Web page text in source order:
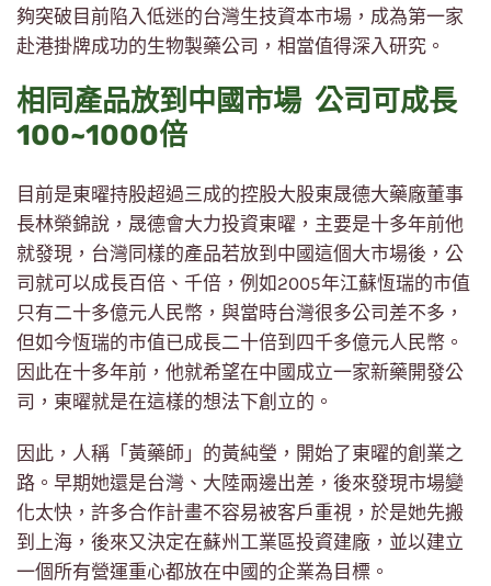
夠突破目前陷入低迷的台灣生技資本市場，成為第一家
赴港掛牌成功的生物製藥公司，相當值得深入研究。
相同產品放到中國市場 公司可成長
100~1000倍
目前是東曜持股超過三成的控股大股東晟德大藥廠董事
長林榮錦說，晟德會大力投資東曜，主要是十多年前他
就發現，台灣同樣的產品若放到中國這個大市場後，公
司就可以成長百倍、千倍，例如2005年江蘇恆瑞的市值
只有二十多億元人民幣，與當時台灣很多公司差不多，
但如今恆瑞的市值已成長二十倍到四千多億元人民幣。
因此在十多年前，他就希望在中國成立一家新藥開發公
司，東曜就是在這樣的想法下創立的。
因此，人稱「黃藥師」的黃純瑩，開始了東曜的創業之
路。早期她還是台灣、大陸兩邊出差，後來發現市場變
化太快，許多合作計畫不容易被客戶重視，於是她先搬
到上海，後來又決定在蘇州工業區投資建廠，並以建立
一個所有營運重心都放在中國的企業為目標。